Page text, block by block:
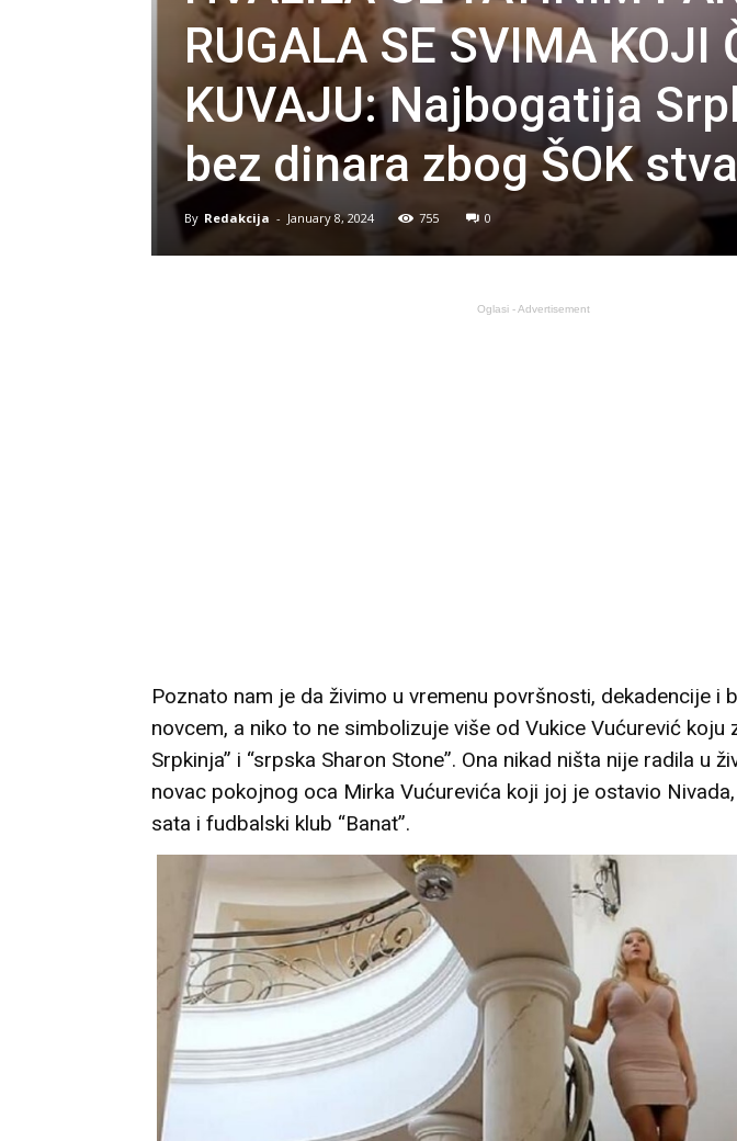
RUGALA SE SVIMA KOJI
KUVAJU: Najbogatija
bez dinara zbog ŠOK
By Redakcija - January 8, 2024 755 0
Oglasi - Advertisement
Poznato nam je da živimo u vremenu površnosti, dekadencije i
novcem, a niko to ne simbolizuje više od Vukice Vućurević koju
Srpkinja” i “srpska Sharon Stone”. Ona nikad ništa nije radila u
novac pokojnog oca Mirka Vućurevića koji joj je ostavio
sata i fudbalski klub “Banat”.